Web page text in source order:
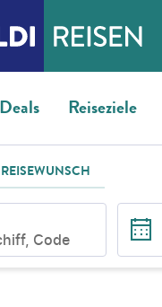
Deals Reiseziele
Code